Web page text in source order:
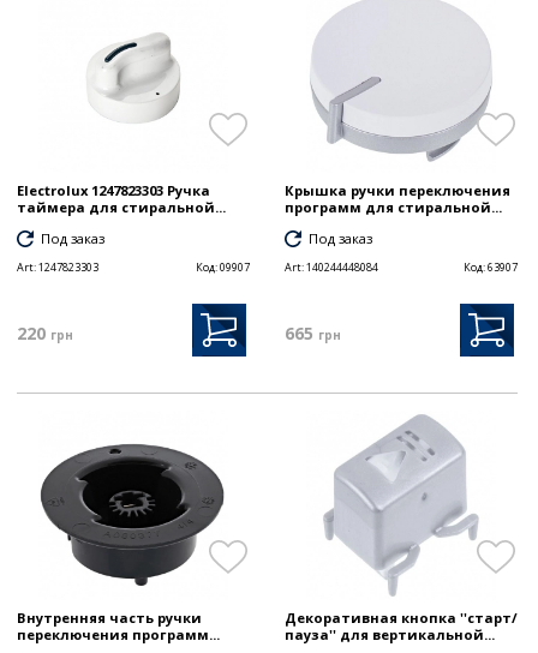
Electrolux 1247823303 Ручка
таймера для стиральной...
Под заказ
Art:1247823303 Код:09907
220 грн
Крышка ручки переключения
программ для стиральной...
Под заказ
Art:140244448084 Код:63907
665 грн
Внутренняя часть ручки
переключения программ...
Декоративная кнопка ''старт/
пауза'' для вертикальной...